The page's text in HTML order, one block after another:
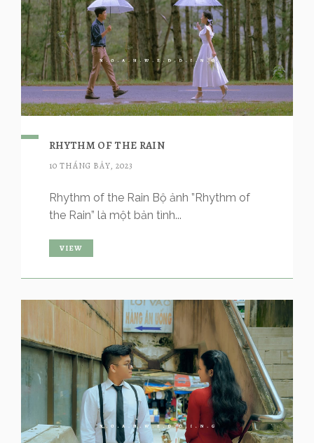
RHYTHM OF THE RAIN
10 THÁNG BẢY, 2023
Rhythm of the Rain Bộ ảnh ”Rhythm of
the Rain” là một bản tình...
VIEW